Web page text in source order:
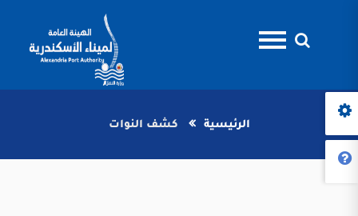
الرئيسية كشف النوات